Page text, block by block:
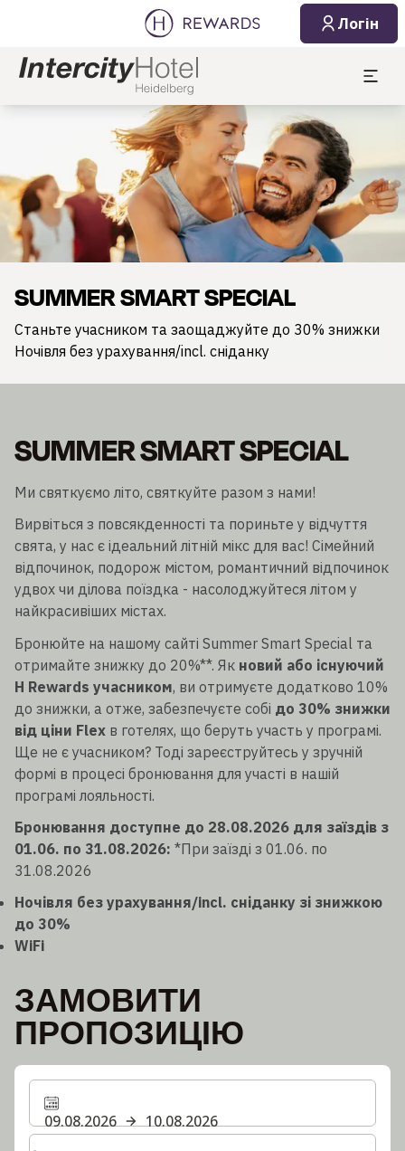
Логін
SUMMER SMART SPECIAL
Станьте учасником та заощаджуйте до 30% знижки
Ночівля без урахування/incl. сніданку
SUMMER SMART SPECIAL
Ми святкуємо літо, святкуйте разом з нами!
Вирвіться з повсякденності та пориньте у відчуття
свята, у нас є ідеальний літній мікс для вас! Сімейний
відпочинок, подорож містом, романтичний відпочинок
удвох чи ділова поїздка - насолоджуйтеся літом у
найкрасивіших містах.
Бронюйте на нашому сайті Summer Smart Special та
отримайте знижку до 20%**. Як новий або існуючий
H Rewards учасником, ви отримуєте додатково 10%
до знижки, а отже, забезпечуєте собі до 30% знижки
від ціни Flex в готелях, що беруть участь у програмі.
Ще не є учасником? Тоді зареєструйтесь у зручній
формі в процесі бронювання для участі в нашій
програмі лояльності.
Бронювання доступне до 28.08.2026 для заїздів з
01.06. по 31.08.2026: *При заїзді з 01.06. по
31.08.2026
Ночівля без урахування/incl. сніданку зі знижкою
до 30%
WiFi
ЗАМОВИТИ
ПРОПОЗИЦІЮ
09.08.2026
10.08.2026
Виберіть кількість кімнат та гостей для вашого